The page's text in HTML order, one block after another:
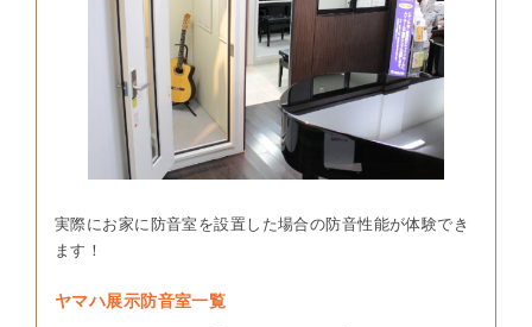
実際にお家に防音室を設置した場合の防音性能が体験でき
ます！
ヤマハ展示防音室一覧